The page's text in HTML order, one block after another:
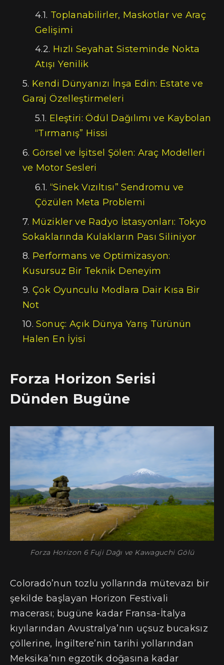
Toplanabilirler, Maskotlar ve Araç
Gelişimi
Hızlı Seyahat Sisteminde Nokta
Atışı Yenilik
Kendi Dünyanızı İnşa Edin: Estate ve
Garaj Özelleştirmeleri
Eleştiri: Ödül Dağılımı ve Kaybolan
“Tırmanış” Hissi
Görsel ve İşitsel Şölen: Araç Modelleri
ve Motor Sesleri
“Sinek Vızıltısı” Sendromu ve
Çözülen Meta Problemi
Müzikler ve Radyo İstasyonları: Tokyo
Sokaklarında Kulakların Pası Siliniyor
Performans ve Optimizasyon:
Kusursuz Bir Teknik Deneyim
Çok Oyunculu Modlara Dair Kısa Bir
Not
Sonuç: Açık Dünya Yarış Türünün
Halen En İyisi
Forza Horizon Serisi
Dünden Bugüne
Forza Horizon 6 Fuji Dağı ve Kawaguchi Gölü
Colorado’nun tozlu yollarında mütevazı bir
şekilde başlayan Horizon Festivali
macerası; bugüne kadar Fransa-İtalya
kıyılarından Avustralya’nın uçsuz bucaksız
çöllerine, İngiltere’nin tarihi yollarından
Meksika’nın egzotik doğasına kadar